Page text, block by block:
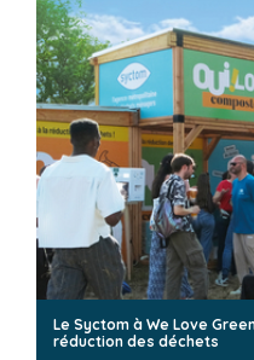
Le Syctom à We Love
réduction des déchets